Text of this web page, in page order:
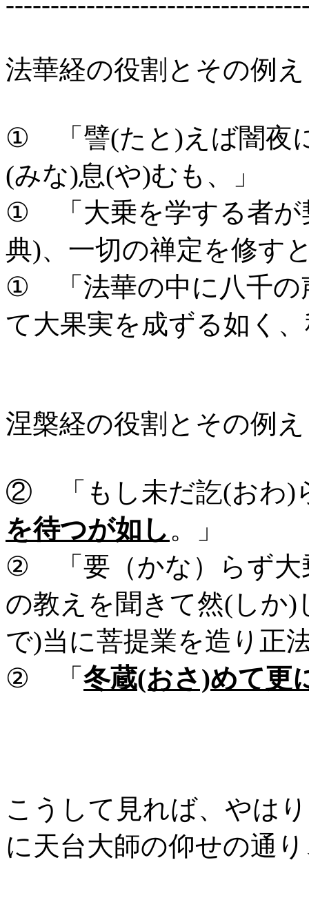
法華経の役割とその例え
① 「譬(たと)えば闇夜
(みな)息(や)むも、」
① 「大乗を学する者が
典)、一切の禅定を修す
① 「法華の中に八千の
て大果実を成ずる如く
涅槃経の役割とその例え
② 「もし未だ訖(おわ)
を待つが如し 。」
② 「要（かな）らず大
の教えを聞きて然(しか
で)当に菩提業を造り正
② 「 冬蔵(おさ)めて更
こうして見れば、やは
に天台大師の仰せの通